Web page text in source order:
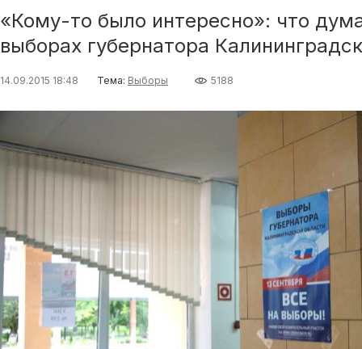
«Кому-то было интересно»: что
выборах губернатора
14.09.2015 18:48 Тема: Выборы 5188